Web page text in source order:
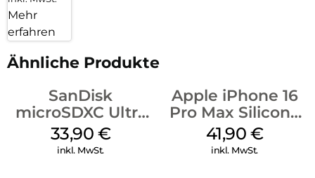
Mehr
erfahren
Ähnliche Produkte
SanDisk
microSDXC Ultra
128 GB + Adapter
Mobile
33,90 €
inkl. MwSt.
Apple iPhone 16
Pro Max Silicone
Case MagSafe
Ultramarine
41,90 €
inkl. MwSt.